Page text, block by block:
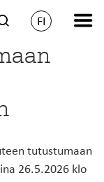
FI
tutustumaan
26.5.2026 klo